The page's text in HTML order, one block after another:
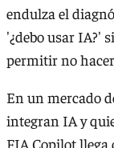
endulza el
'¿debo usar IA?'
permitir no
En un mercado
integran IA y
FIA Copilot llega